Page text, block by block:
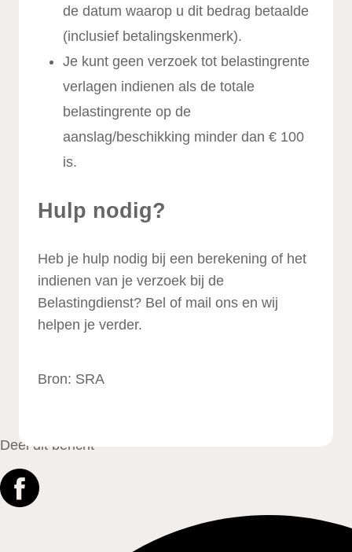
de datum waarop u dit bedrag betaalde
(inclusief betalingskenmerk).
Je kunt geen verzoek tot belastingrente
verlagen indienen als de totale
belastingrente op de
aanslag/beschikking minder dan € 100
is.
Hulp nodig?
Heb je hulp nodig bij een berekening of het
indienen van je verzoek bij de
Belastingdienst? Bel of mail ons en wij
helpen je verder.
Bron: SRA
Deel dit bericht